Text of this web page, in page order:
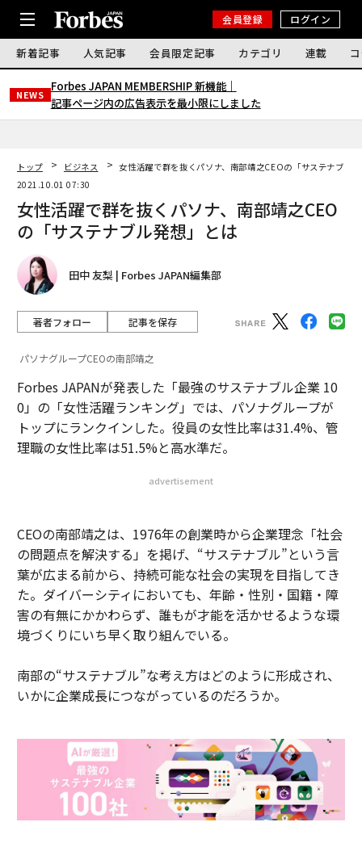
会員登録 ログイン
新着記事 人気記事 会員限定記事 カテゴリ 連載
NEWS
Forbes JAPAN MEMBERSHIP 新機能｜
記事ページ内の広告表示を最小限にしました
トップ ビジネス
女性活躍で群を抜くパソナ、南部靖之CEOの「サステナブル
2021.10.01 07:30
女性活躍で群を抜くパソナ、南部靖之CEO
の「サステナブル発想」とは
田中 友梨 | Forbes JAPAN編集部
著者フォロー 記事を保存
パソナグループCEOの南部靖之
Forbes JAPANが発表した「最強のサステナブル企業 10
0」の「女性活躍ランキング」では、パソナグループが
トップにランクインした。役員の女性比率は31.4%、管
理職の女性比率は51.5%と高水準だ。
advertisement
CEOの南部靖之は、1976年の創業時から企業理念「社会
の問題点を解決する」を掲げ、“サステナブル”という言
葉が広まる前から、持続可能な社会の実現を目指してき
た。ダイバーシティにおいても、年齢・性別・国籍・障
害の有無にかかわらず、誰もが才能を活かせるような環
境づくりにいち早く取り組んでいる。
南部の“サステナブル”な考え方はどのように形成され、
いかに企業成長につながっているのだろうか。